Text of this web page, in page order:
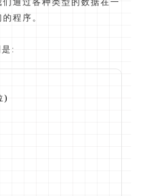
通过各种类型的数据在一
程序。
:
)